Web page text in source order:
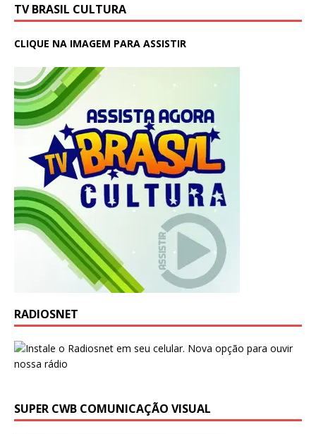
TV BRASIL CULTURA
CLIQUE NA IMAGEM PARA ASSISTIR
RADIOSNET
SUPER CWB COMUNICAÇÃO VISUAL